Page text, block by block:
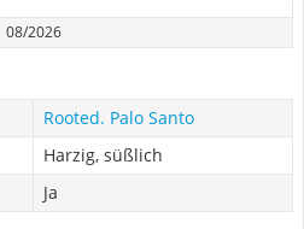
08/2026
Rooted. Palo Santo
Harzig, süßlich
Ja